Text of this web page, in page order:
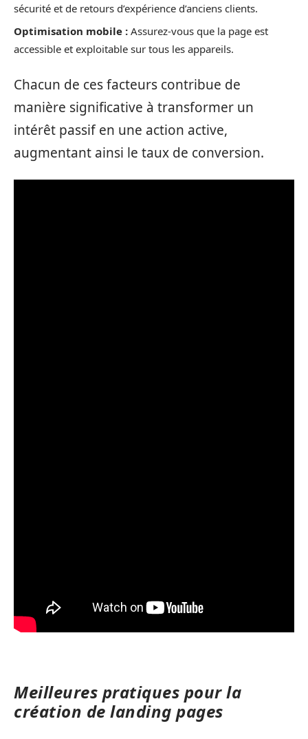
sécurité et de retours d’expérience d’anciens clients.
Optimisation mobile : Assurez-vous que la page est
accessible et exploitable sur tous les appareils.
Chacun de ces facteurs contribue de
manière significative à transformer un
intérêt passif en une action active,
augmentant ainsi le taux de conversion.
Meilleures pratiques pour la
création de landing pages